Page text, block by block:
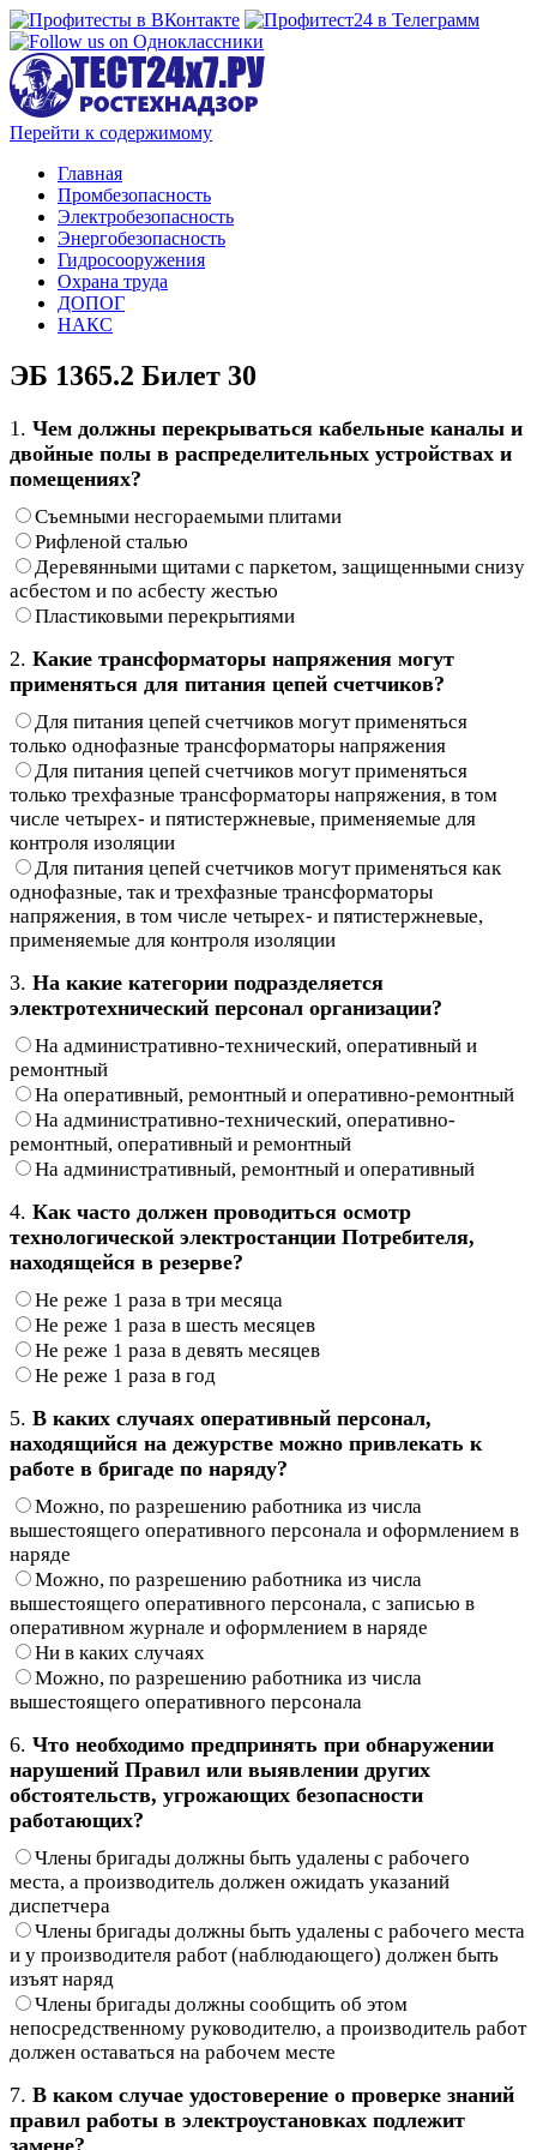
Перейти к содержимому
Главная
Промбезопасность
Электробезопасность
Энергобезопасность
Гидросооружения
Охрана труда
ДОПОГ
НАКС
ЭБ 1365.2 Билет 30
1. Чем должны перекрываться кабельные каналы и
двойные полы в распределительных устройствах и
помещениях?
Съемными несгораемыми плитами
Рифленой сталью
Деревянными щитами с паркетом, защищенными снизу
асбестом и по асбесту жестью
Пластиковыми перекрытиями
2. Какие трансформаторы напряжения могут
применяться для питания цепей счетчиков?
Для питания цепей счетчиков могут применяться
только однофазные трансформаторы напряжения
Для питания цепей счетчиков могут применяться
только трехфазные трансформаторы напряжения, в том
числе четырех- и пятистержневые, применяемые для
контроля изоляции
Для питания цепей счетчиков могут применяться как
однофазные, так и трехфазные трансформаторы
напряжения, в том числе четырех- и пятистержневые,
применяемые для контроля изоляции
3. На какие категории подразделяется
электротехнический персонал организации?
На административно-технический, оперативный и
ремонтный
На оперативный, ремонтный и оперативно-ремонтный
На административно-технический, оперативно-
ремонтный, оперативный и ремонтный
На административный, ремонтный и оперативный
4. Как часто должен проводиться осмотр
технологической электростанции Потребителя,
находящейся в резерве?
Не реже 1 раза в три месяца
Не реже 1 раза в шесть месяцев
Не реже 1 раза в девять месяцев
Не реже 1 раза в год
5. В каких случаях оперативный персонал,
находящийся на дежурстве можно привлекать к
работе в бригаде по наряду?
Можно, по разрешению работника из числа
вышестоящего оперативного персонала и оформлением в
наряде
Можно, по разрешению работника из числа
вышестоящего оперативного персонала, с записью в
оперативном журнале и оформлением в наряде
Ни в каких случаях
Можно, по разрешению работника из числа
вышестоящего оперативного персонала
6. Что необходимо предпринять при обнаружении
нарушений Правил или выявлении других
обстоятельств, угрожающих безопасности
работающих?
Члены бригады должны быть удалены с рабочего
места, а производитель должен ожидать указаний
диспетчера
Члены бригады должны быть удалены с рабочего места
и у производителя работ (наблюдающего) должен быть
изъят наряд
Члены бригады должны сообщить об этом
непосредственному руководителю, а производитель работ
должен оставаться на рабочем месте
7. В каком случае удостоверение о проверке знаний
правил работы в электроустановках подлежит
замене?